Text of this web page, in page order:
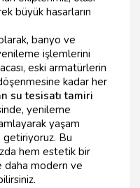
büyük hasarların
banyo ve
işlemlerini
eski armatürlerin
kadar her
su tesisatı tamiri
yenileme
yaşam
getiriyoruz. Bu
hem estetik bir
modern ve